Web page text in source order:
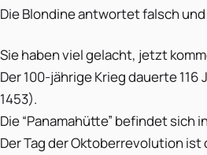
Die Blondine antwortet falsch
Sie haben viel gelacht, jetzt
Der 100-jährige Krieg dauerte 116
1453).
Die “Panamahütte” befindet sich
Der Tag der Oktoberrevolution ist